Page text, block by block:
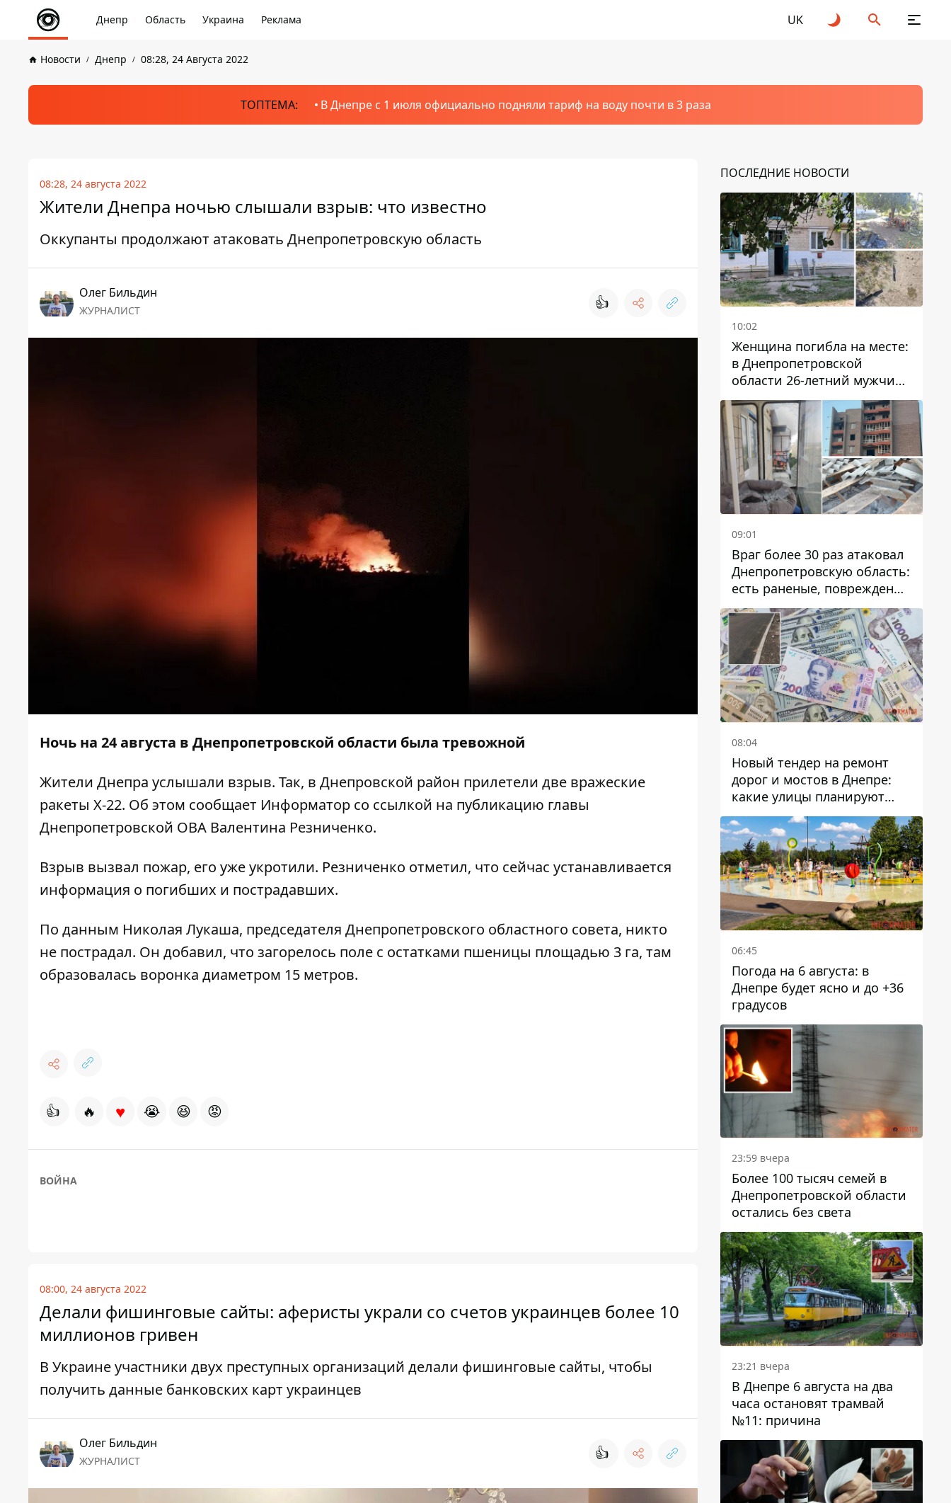
Днепр Область Украина Реклама UK
Новости Днепр 08:28, 24 Августа 2022
ТОПТЕМА: В Днепре с 1 июля официально подняли тариф на воду почти в 3 раза
08:28, 24 августа 2022
Жители Днепра ночью слышали взрыв: что известно
Оккупанты продолжают атаковать Днепропетровскую область
Олег Бильдин
ЖУРНАЛИСТ 👍
Ночь на 24 августа в Днепропетровской области была тревожной
Жители Днепра услышали взрыв. Так, в Днепровской район прилетели две вражеские
ракеты Х-22. Об этом сообщает Информатор со ссылкой на публикацию главы
Днепропетровской ОВА Валентина Резниченко.
Взрыв вызвал пожар, его уже укротили. Резниченко отметил, что сейчас устанавливается
информация о погибших и пострадавших.
По данным Николая Лукаша, председателя Днепропетровского областного совета, никто
не пострадал. Он добавил, что загорелось поле с остатками пшеницы площадью 3 га, там
образовалась воронка диаметром 15 метров.
👍 🔥 ♥ 😭 😆 😡
ВОЙНА
08:00, 24 августа 2022
Делали фишинговые сайты: аферисты украли со счетов украинцев более 10
миллионов гривен
В Украине участники двух преступных организаций делали фишинговые сайты, чтобы
получить данные банковских карт украинцев
Олег Бильдин
ЖУРНАЛИСТ 👍
ПОСЛЕДНИЕ НОВОСТИ
10:02
Женщина погибла на месте:
в Днепропетровской
области 26-летний мужчина
избил трех человек
металлическим предметом
09:01
Враг более 30 раз атаковал
Днепропетровскую область:
есть раненые, повреждены
лицей, дома и предприятия
08:04
Новый тендер на ремонт
дорог и мостов в Днепре:
какие улицы планируют
обновить и сколько
десятков миллионов гривен
на это хотят потратить
06:45
Погода на 6 августа: в
Днепре будет ясно и до +36
градусов
23:59 вчера
Более 100 тысяч семей в
Днепропетровской области
остались без света
23:21 вчера
В Днепре 6 августа на два
часа остановят трамвай
№11: причина